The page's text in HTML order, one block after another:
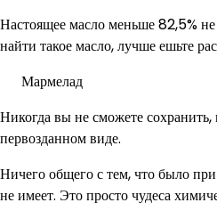
Настоящее масло меньше 82,5%
найти такое масло, лучше ешьте
Мармелад
Никогда вы не сможете
первозданном виде.
Ничего общего с тем, что было
не имеет. Это просто чудеса